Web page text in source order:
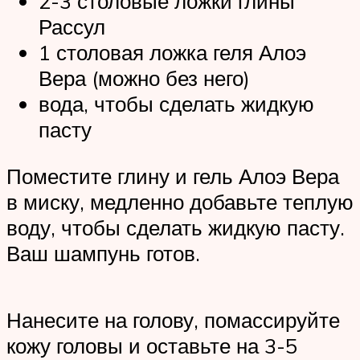
Рассул
1 столовая ложка геля Алоэ
Вера (можно без него)
вода, чтобы сделать жидкую
пасту
Поместите глину и гель Алоэ Вера
в миску, медленно добавьте теплую
воду, чтобы сделать жидкую пасту.
Ваш шампунь готов.
Нанесите на голову, помассируйте
кожу головы и оставьте на 3-5